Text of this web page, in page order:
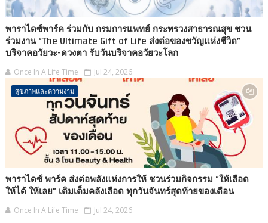
พาราไดซ์พาร์ค ร่วมกับ กรมการแพทย์ กระทรวงสาธารณสุข ชวน
ร่วมงาน “The Ultimate Gift of Life ส่งต่อของขวัญแห่งชีวิต”
บริจาคอวัยวะ-ดวงตา รับวันบริจาคอวัยวะโลก
Once In A Life Time Jul 24, 2026
สุขภาพและความงาม
พาราไดซ์ พาร์ค ส่งต่อพลังแห่งการให้ ชวนร่วมกิจกรรม “ให้เลือด
ให้ได้ ให้เลย” เติมเต็มคลังเลือด ทุกวันจันทร์สุดท้ายของเดือน
Once In A Life Time Jul 24, 2026